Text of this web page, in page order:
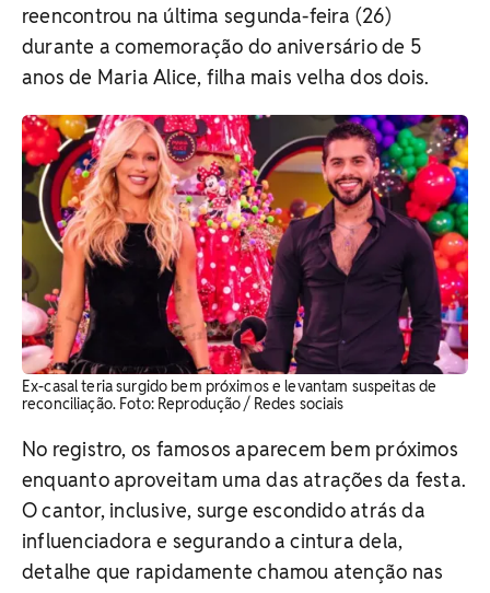
reencontrou na última segunda-feira (26)
durante a comemoração do aniversário de 5
anos de Maria Alice, filha mais velha dos dois.
Ex-casal teria surgido bem próximos e levantam suspeitas de
reconciliação. ​Foto: Reprodução / Redes sociais
No registro, os famosos aparecem bem próximos
enquanto aproveitam uma das atrações da festa.
O cantor, inclusive, surge escondido atrás da
influenciadora e segurando a cintura dela,
detalhe que rapidamente chamou atenção nas